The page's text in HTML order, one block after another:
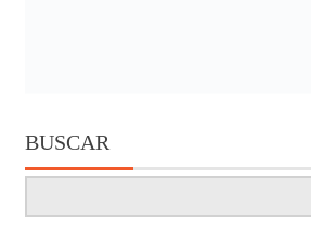
BUSCAR